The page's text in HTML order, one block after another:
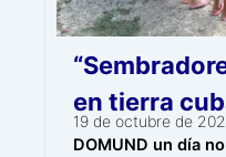
en tierra
19 de octubre de
DOMUND un día